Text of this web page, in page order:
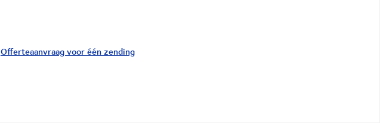
Offerteaanvraag voor één zending